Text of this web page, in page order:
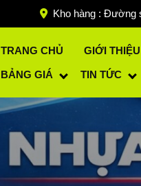
Kho hàng : Đường
TRANG CHỦ GIỚI THIỆU
BẢNG GIÁ TIN TỨC